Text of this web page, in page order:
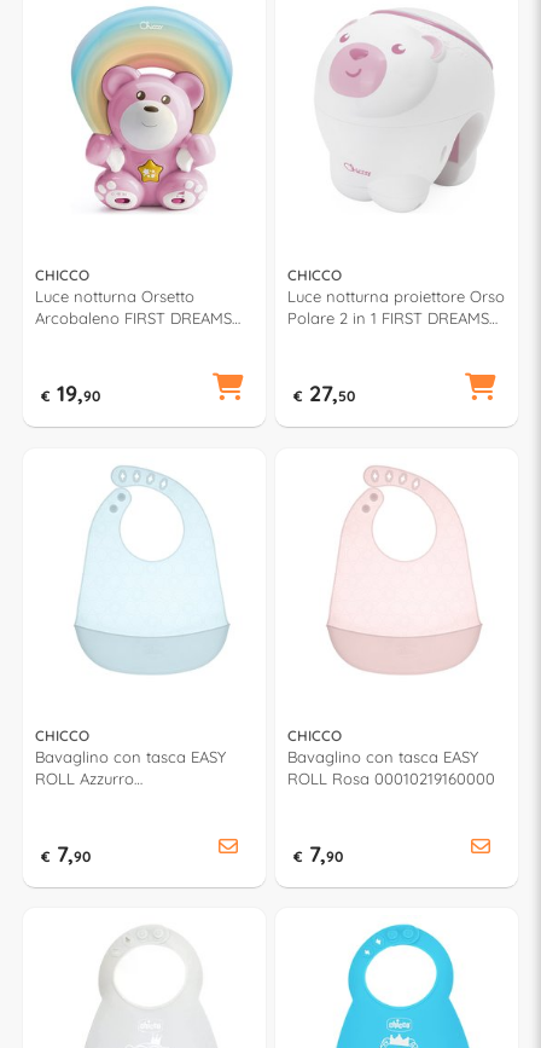
CHICCO
Luce notturna Orsetto
Arcobaleno FIRST DREAMS
€ 19,90
CHICCO
Luce notturna proiettore Orso
Polare 2 in 1 FIRST DREAMS
€ 27,50
CHICCO
Bavaglino con tasca EASY
ROLL Azzurro
€ 7,90
CHICCO
Bavaglino con tasca EASY
ROLL Rosa 00010219160000
€ 7,90